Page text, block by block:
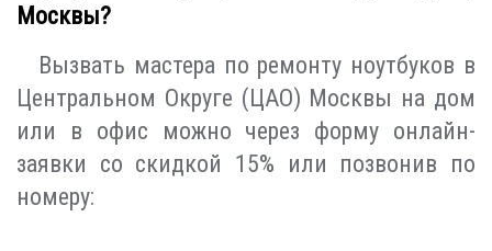
Москвы?
Вызвать мастера по ремонту ноутбуков в
Центральном Округе (ЦАО) Москвы на дом
или в офис можно через форму онлайн-
заявки со скидкой 15% или позвонив по
номеру: